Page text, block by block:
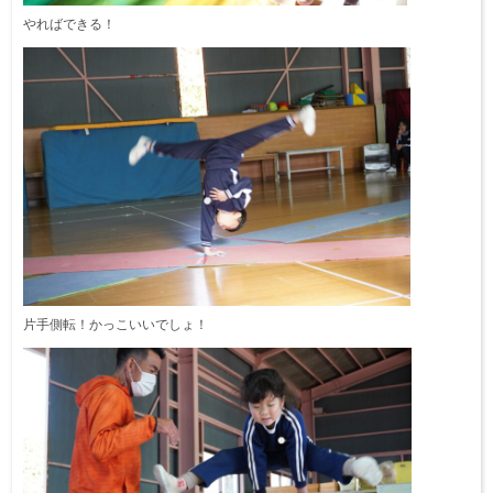
やればできる！
片手側転！かっこいいでしょ！